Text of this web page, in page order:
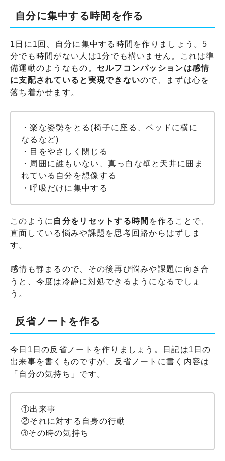
自分に集中する時間を作る
1日に1回、自分に集中する時間を作りましょう。5
分でも時間がない人は1分でも構いません。これは準
備運動のようなもの。 セルフコンパッションは感情
に支配されていると実現できないので、まずは心を
落ち着かせます。
・楽な姿勢をとる(椅子に座る、ベッドに横に
なるなど)
・目をやさしく閉じる
・周囲に誰もいない、真っ白な壁と天井に囲ま
れている自分を想像する
・呼吸だけに集中する
このように 自分をリセットする時間 を作ることで、
直面している悩みや課題を思考回路からはずしま
す。
感情も静まるので、その後再び悩みや課題に向き合
うと、今度は冷静に対処できるようになるでしょ
う。
反省ノートを作る
今日1日の反省ノートを作りましょう。日記は1日の
出来事を書くものですが、反省ノートに書く内容は
「自分の気持ち」です。
①出来事
②それに対する自身の行動
➂その時の気持ち